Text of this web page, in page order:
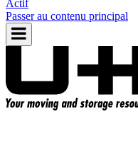
Actif
Passer au contenu principal